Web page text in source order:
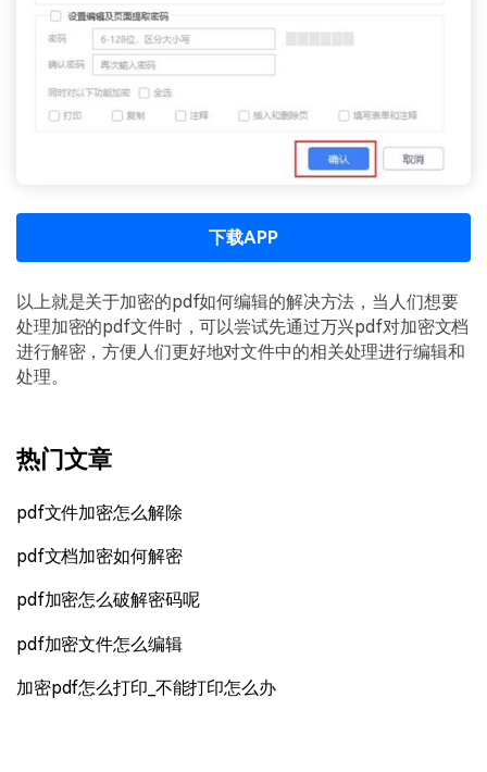
下载APP
以上就是关于加密的pdf如何编辑的解决方法，当人们想要
处理加密的pdf文件时，可以尝试先通过万兴pdf对加密文档
进行解密，方便人们更好地对文件中的相关处理进行编辑和
处理。
热门文章
pdf文件加密怎么解除
pdf文档加密如何解密
pdf加密怎么破解密码呢
pdf加密文件怎么编辑
加密pdf怎么打印_不能打印怎么办